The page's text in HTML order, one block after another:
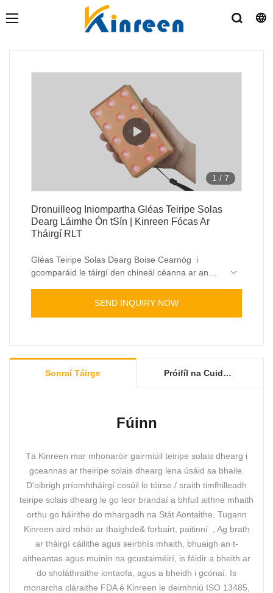
1 / 7
Dronuilleog Iniompartha Gléas Teiripe Solas
Dearg Láimhe Ón tSín | Kinreen Fócas Ar
Tháirgí RLT
Gléas Teiripe Solas Dearg Boise Cearnóg i
gcomparáid le táirgí den chineál céanna ar an
dtéarmaí feidhmíochta, cáilíochta, cuma, etc.,
agus taitneamh as dea-cháil ar an margadh.
SEND INQUIRY NOW
Sonraí Táirge Próifíl na Cuideachta
Fúinn
Tá Kinreen mar mhonaróir gairmiúil teiripe solais dhearg i
gceannas ar theiripe solais dhearg lena úsáid sa bhaile.
D'oibrigh príomhtháirgí cosúil le tóirse / sraith timfhilleadh
teiripe solais dhearg le go leor brandaí a bhfuil aithne mhaith
orthu go háirithe do mhargadh na Stát Aontaithe. Tugann
Kinreen aird mhór ar thaighde& forbairt, paitinní , Ag brath
ar tháirgí cáilithe agus seirbhís mhaith, bhuaigh an t-
aitheantas agus muinín na gcustaiméirí, is féidir a bheith ar
do sholáthraithe iontaofa, agus a bheidh i gcónaí. Is
monarcha cláraithe FDA é Kinreen le deimhniú ISO 13485,